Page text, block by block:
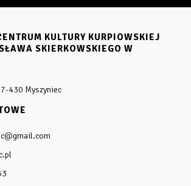
KULTURY KURPIOWSKIEJ
SKIERKOWSKIEGO W
430 Myszyniec